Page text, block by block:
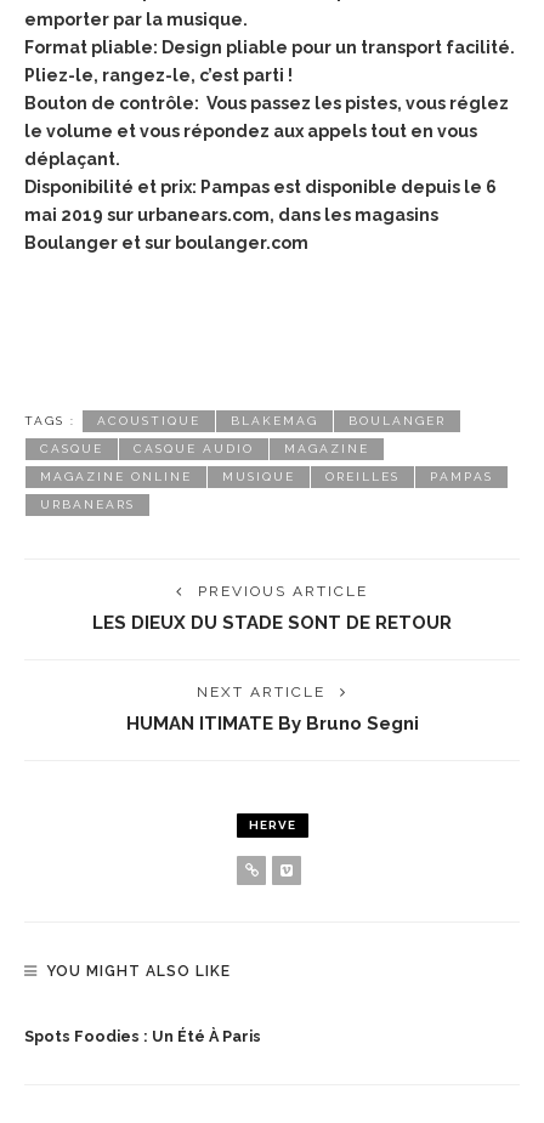
emporter par la musique.
Format pliable: Design pliable pour un transport facilité.
Pliez-le, rangez-le, c’est parti !
Bouton de contrôle: Vous passez les pistes, vous réglez
le volume et vous répondez aux appels tout en vous
déplaçant.
Disponibilité et prix: Pampas est disponible depuis le 6
mai 2019 sur urbanears.com, dans les magasins
Boulanger et sur boulanger.com
TAGS : ACOUSTIQUE BLAKEMAG BOULANGER
CASQUE CASQUE AUDIO MAGAZINE
MAGAZINE ONLINE MUSIQUE OREILLES PAMPAS
URBANEARS
PREVIOUS ARTICLE
LES DIEUX DU STADE SONT DE RETOUR
NEXT ARTICLE
HUMAN ITIMATE By Bruno Segni
HERVE
YOU MIGHT ALSO LIKE
Spots Foodies : Un Été À Paris